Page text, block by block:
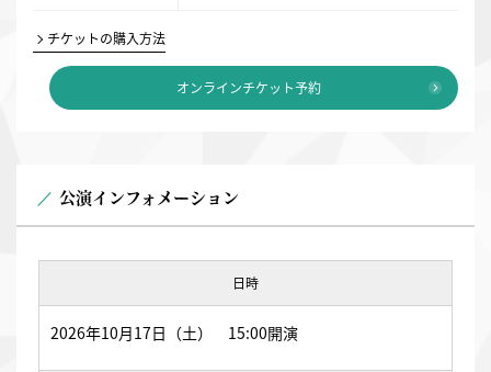
チケットの購入方法
オンラインチケット予約
公演インフォメーション
日時
2026年10月17日（土） 15:00開演